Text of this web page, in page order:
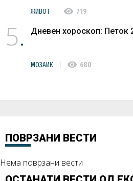
ЖИВОТ visibility 719
5 Дневен хороскоп: Петок
МОЗАИК visibility 680
ПОВРЗАНИ ВЕСТИ
Нема поврзани вести